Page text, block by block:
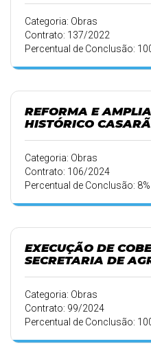
Categoria: Obras
Contrato: 137/2022
Percentual de Conclusão:
REFORMA E
HISTÓRICO
Categoria: Obras
Contrato: 106/2024
Percentual de Conclusão: 8%
EXECUÇÃO DE
SECRETARIA DE
Categoria: Obras
Contrato: 99/2024
Percentual de Conclusão: